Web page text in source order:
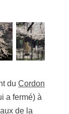
duCordon
a fermé) à
de la